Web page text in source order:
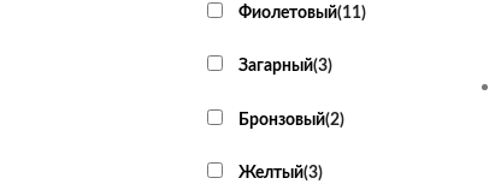
Фиолетовый(11)
Загарный(3)
Бронзовый(2)
Желтый(3)